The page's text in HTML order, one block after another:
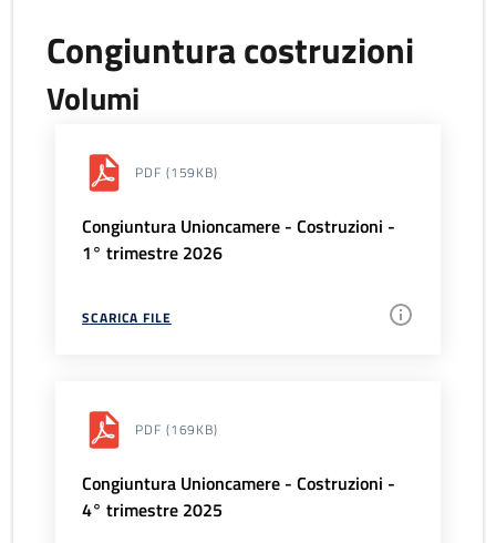
Congiuntura costruzioni
Volumi
PDF (159KB)
Congiuntura Unioncamere - Costruzioni -
1° trimestre 2026
SCARICA FILE
PDF (169KB)
Congiuntura Unioncamere - Costruzioni -
4° trimestre 2025